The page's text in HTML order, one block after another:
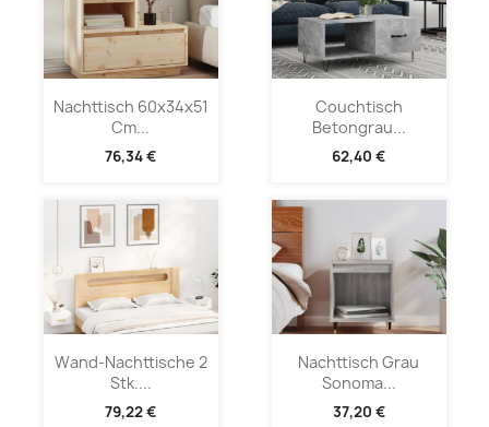
Nachttisch 60x34x51
Cm...
76,34 €
Couchtisch
Betongrau...
62,40 €
Wand-Nachttische 2
Stk....
79,22 €
Nachttisch Grau
Sonoma...
37,20 €